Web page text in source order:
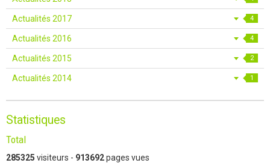
Actualités 2017 4
Actualités 2016 4
Actualités 2015 2
Actualités 2014 1
Statistiques
Total
285325 visiteurs - 913692pages vues